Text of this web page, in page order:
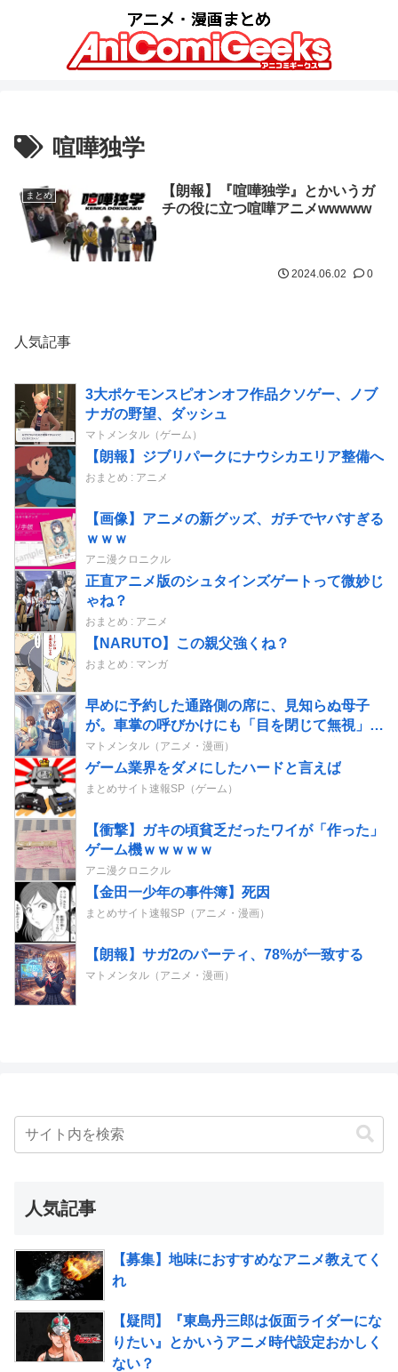
喧嘩独学
まとめ
【朗報】『喧嘩独学』とかいうガ
チの役に立つ喧嘩アニメwwwww
2024.06.02 0
人気記事
3大ポケモンスピオンオフ作品クソゲー、ノブ
ナガの野望、ダッシュ
マトメンタル（ゲーム）
【朗報】ジブリパークにナウシカエリア整備へ
おまとめ : アニメ
【画像】アニメの新グッズ、ガチでヤバすぎる
ｗｗｗ
アニ漫クロニクル
正直アニメ版のシュタインズゲートって微妙じ
ゃね？
おまとめ : アニメ
【NARUTO】この親父強くね？
おまとめ : マンガ
早めに予約した通路側の席に、見知らぬ母子
が。車掌の呼びかけにも「目を閉じて無視」し
て居座られました。無理やり奪われた席は、結
局“やったもん勝ち”になっ...
マトメンタル（アニメ・漫画）
ゲーム業界をダメにしたハードと言えば
まとめサイト速報SP（ゲーム）
【衝撃】ガキの頃貧乏だったワイが「作った」
ゲーム機ｗｗｗｗｗ
アニ漫クロニクル
【金田一少年の事件簿】死因
まとめサイト速報SP（アニメ・漫画）
【朗報】サガ2のパーティ、78%が一致する
マトメンタル（アニメ・漫画）
人気記事
【募集】地味におすすめなアニメ教えてく
れ
【疑問】『東島丹三郎は仮面ライダーにな
りたい』とかいうアニメ時代設定おかしく
ない？